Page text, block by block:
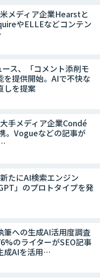
メディア企業Hearstと
やELLEなどコンテン
ス、「コメント添削モ
を提供開始。AIで不快な
しを提案
手メディア企業Condé
。Vogueなどの記事が
たにAI検索エンジン
」のプロトタイプを発
筆への生成AI活用度調査
のライターがSEO記事
成AIを活用…